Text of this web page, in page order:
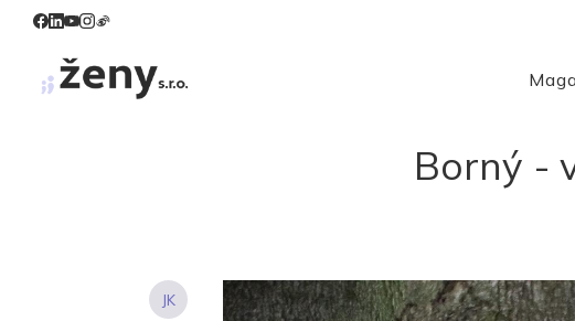
Borný -
JK